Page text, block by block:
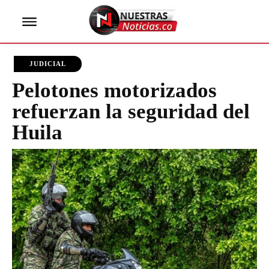
JUDICIAL
Pelotones motorizados
refuerzan la seguridad del
Huila